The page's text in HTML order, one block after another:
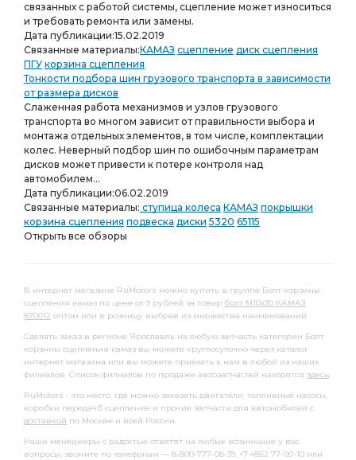
связанных с работой системы, сцепление может износиться
и требовать ремонта или замены.
Дата публикации:15.02.2019
Связанные материалы:КАМАЗ сцепление диск сцепления
ПГУ корзина сцепления
Тонкости подбора шин грузового транспорта в зависимости
от размера дисков
Слаженная работа механизмов и узлов грузового
транспорта во многом зависит от правильности выбора и
монтажа отдельных элементов, в том числе, комплектации
колес. Неверный подбор шин по ошибочным параметрам
дисков может привести к потере контроля над
автомобилем...
Дата публикации:06.02.2019
Связанные материалы: ступица колеса КАМАЗ покрышки
корзина сцепления подвеска диски 5320 65115
Открыть все обзоры
В интернет магазине RuMotors можно купить в группе Болт корзины
сцепления камаз по цене от 9 рублей за товар болт М10х30 КАМАЗ
870012 оптом или в розницу выбрав из множества наименований.
Сделать заказ в регионе Ярославль на любую запчасть категории Болт
корзины сцепления камаз вы можете круглосуточно через каталог
интернет магазина или вы можете приехать к нам в любой из наших
филиалов. Список филиалов по продаже автозапчастей находятся здесь.
RuMotors - это место, где можно заказать двигатели, топливные насосы,
коробки передачб сцепление и прочие запчасти для автомобилей с
доставкой по Москве и всей России.
Наши менеджеры с радостью ответят на любые возникшие у вас
вопросы, звоните по телефонам — 8-800-777-08-39, +7 4852 77-00-10 или